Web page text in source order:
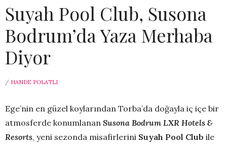
Suyah Pool Club, Susona
Bodrum’da Yaza Merhaba
Diyor
/ HANDE POLATLI
Ege’nin en güzel koylarından Torba’da doğayla iç içe bir
atmosferde konumlanan Susona Bodrum LXR Hotels &
Resorts, yeni sezonda misafirlerini Suyah Pool Club ile